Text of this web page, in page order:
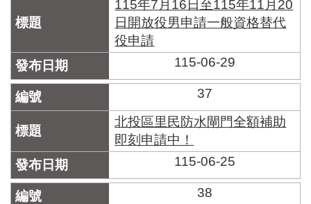
115年7月16日至115年11月20
日開放役男申請一般資格替代
役申請
115-06-29
37
北投區里民防水閘門全額補助
即刻申請中！
115-06-25
38